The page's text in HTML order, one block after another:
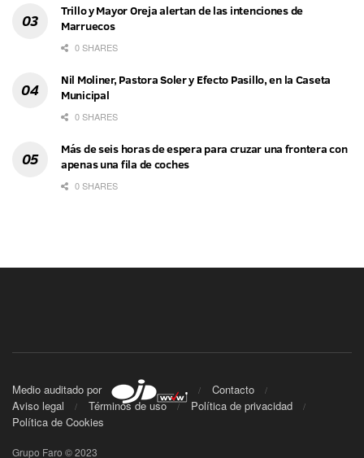
Trillo y Mayor Oreja alertan de las intenciones de
Marruecos
0 SHARES
Nil Moliner, Pastora Soler y Efecto Pasillo, en la Caseta
Municipal
0 SHARES
Más de seis horas de espera para cruzar una frontera con
apenas una fila de coches
0 SHARES
Medio auditado por
Contacto
Aviso legal
Términos de uso
Política de privacidad
Política de Cookies
Grupo Faro © 2023